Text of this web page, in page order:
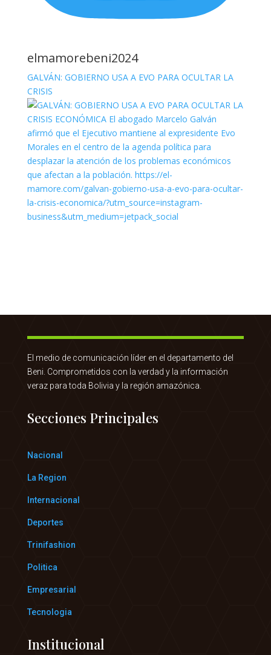
elmamorebeni2024
GALVÁN: GOBIERNO USA A EVO PARA OCULTAR LA
CRISIS
El medio de comunicación líder en el departamento del
Beni. Comprometidos con la verdad y la información
veraz para toda Bolivia y la región amazónica.
Secciones Principales
Nacional
La Region
Internacional
Deportes
Trinifashion
Politica
Empresarial
Tecnologia
Institucional